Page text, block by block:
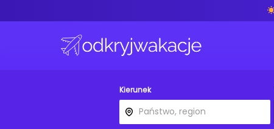
Kierunek